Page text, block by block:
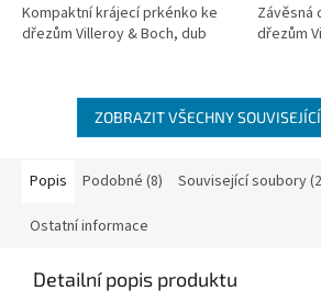
Kompaktní krájecí prkénko ke
dřezům Villeroy & Boch, dub
Závěsná
dřezům
ZOBRAZIT VŠECHNY
Popis Podobné (8) Související soubory
Ostatní informace
Detailní popis produktu